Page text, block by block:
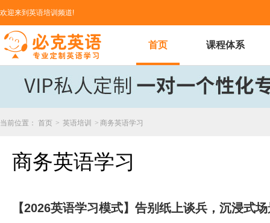
欢迎来到英语培训频道!
首页 课程体系
当前位置： 首页 > 英语培训 > 商务英语学习
商务英语学习
【2026英语学习模式】告别纸上谈兵，沉浸式